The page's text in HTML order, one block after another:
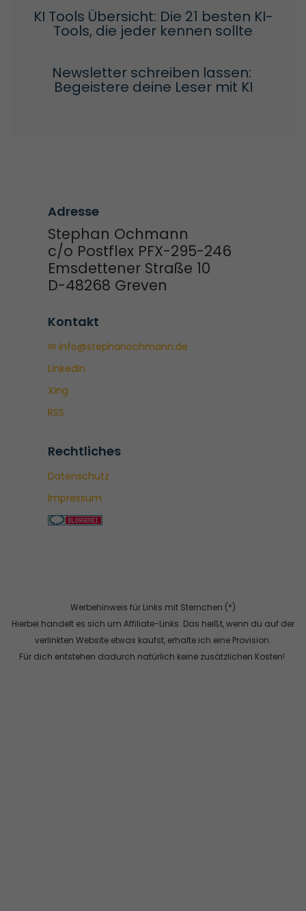
KI Tools Übersicht: Die 21 besten KI-
Tools, die jeder kennen sollte
Newsletter schreiben lassen:
Begeistere deine Leser mit KI
Adresse
Stephan Ochmann
c/o Postflex PFX-295-246
Emsdettener Straße 10
D-48268 Greven
Kontakt
✉ info@stephanochmann.de
LinkedIn
Xing
RSS
Rechtliches
Datenschutz
Impressum
Werbehinweis für Links mit Sternchen (*)
Hierbei handelt es sich um Affiliate-Links. Das heißt, wenn du auf der
verlinkten Website etwas kaufst, erhalte ich eine Provision.
Für dich entstehen dadurch natürlich keine zusätzlichen Kosten!